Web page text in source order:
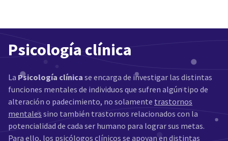
Psicología clínica
La Psicología clínica se encarga de investigar las distintas
funciones mentales de individuos que sufren algún tipo de
alteración o padecimiento, no solamente trastornos
mentales sino también trastornos relacionados con la
potencialidad de cada ser humano para lograr sus metas.
Para ello, los psicólogos clínicos se apoyan en distintas